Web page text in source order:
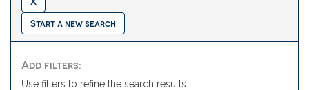
Start a new search
Add filters:
Use filters to refine the search results.